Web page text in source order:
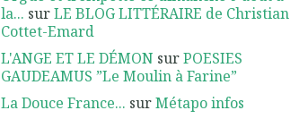
la... surLE BLOG LITTÉRAIRE de Christian
Cottet-Emard
L'ANGE ET LE DÉMON surPOESIES
GAUDEAMUS ”Le Moulin à Farine”
La Douce France... surMétapo infos